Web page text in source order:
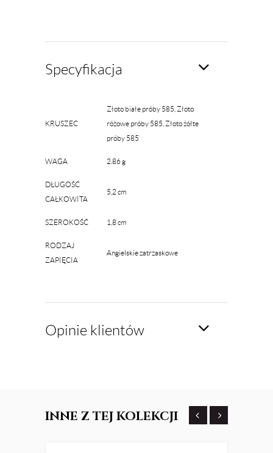
Specyfikacja
KRUSZEC
Złoto białe próby 585, Złoto
różowe próby 585, Złoto żółte
próby 585
WAGA 2.86 g
DŁUGOŚĆ
CAŁKOWITA
5,2 cm
SZEROKOŚĆ 1,8 cm
RODZAJ
ZAPIĘCIA
Angielskie zatrzaskowe
Opinie klientów
INNE Z TEJ KOLEKCJI